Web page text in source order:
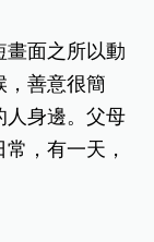
畫面之所以動
，善意很簡
人身邊。父母
，有一天，